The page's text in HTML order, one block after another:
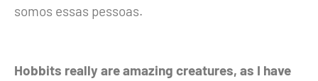
somos essas pessoas.
Hobbits really are amazing creatures, as I have